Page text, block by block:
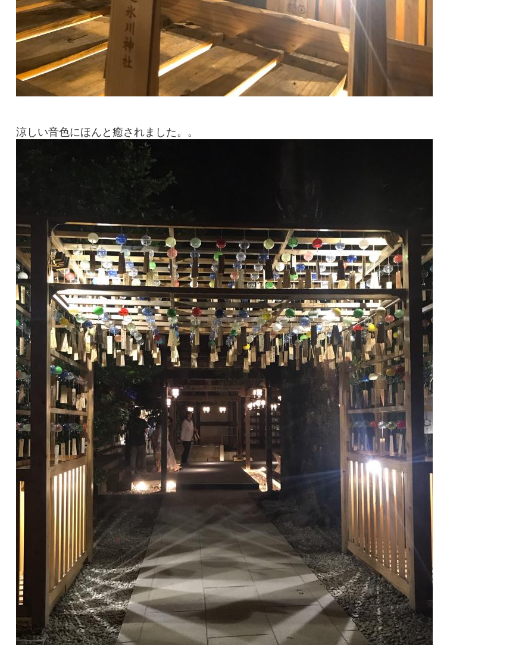
涼しい音色にほんと癒されました。。